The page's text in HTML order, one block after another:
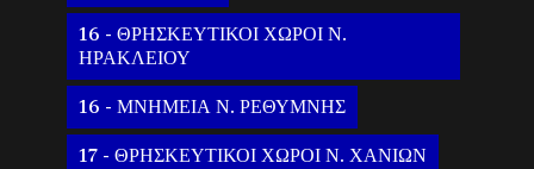
16 - ΘΡΗΣΚΕΥΤΙΚΟΙ ΧΩΡΟΙ Ν.
ΗΡΑΚΛΕΙΟΥ
16 - ΜΝΗΜΕΙΑ Ν. ΡΕΘΥΜΝΗΣ
17 - ΘΡΗΣΚΕΥΤΙΚΟΙ ΧΩΡΟΙ Ν. ΧΑΝΙΩΝ